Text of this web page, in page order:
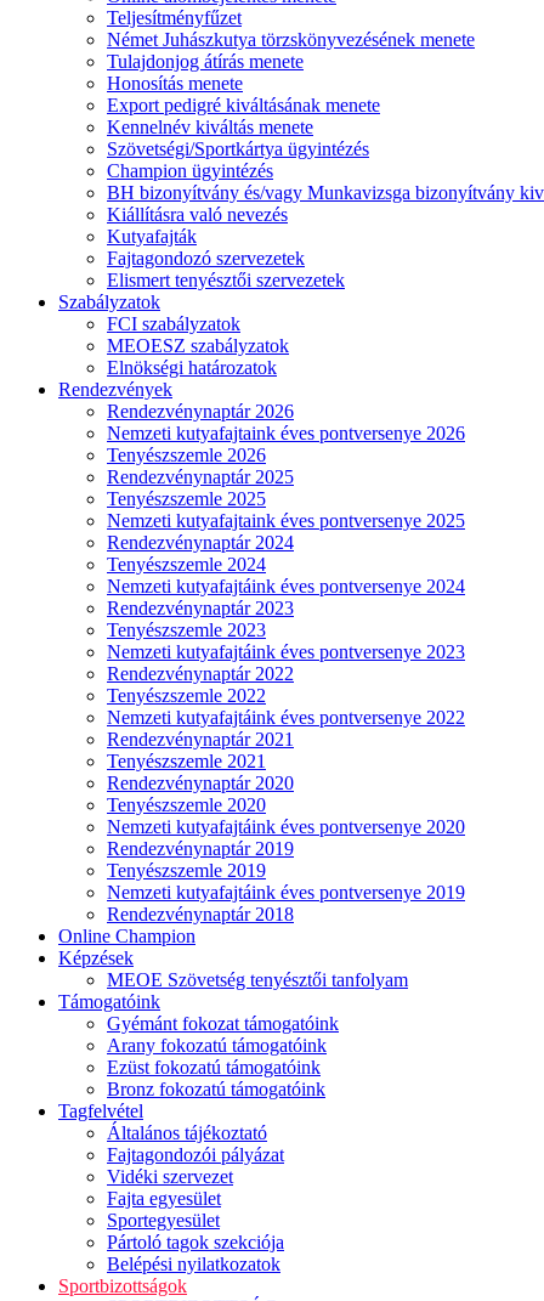
Teljesítményfűzet
Német Juhászkutya törzskönyvezésének menete
Tulajdonjog átírás menete
Honosítás menete
Export pedigré kiváltásának menete
Kennelnév kiváltás menete
Szövetségi/Sportkártya ügyintézés
Champion ügyintézés
BH bizonyítvány és/vagy Munkavizsga bizonyítvány
Kiállításra való nevezés
Kutyafajták
Fajtagondozó szervezetek
Elismert tenyésztői szervezetek
Szabályzatok
FCI szabályzatok
MEOESZ szabályzatok
Elnökségi határozatok
Rendezvények
Rendezvénynaptár 2026
Nemzeti kutyafajtaink éves pontversenye 2026
Tenyészszemle 2026
Rendezvénynaptár 2025
Tenyészszemle 2025
Nemzeti kutyafajtaink éves pontversenye 2025
Rendezvénynaptár 2024
Tenyészszemle 2024
Nemzeti kutyafajtáink éves pontversenye 2024
Rendezvénynaptár 2023
Tenyészszemle 2023
Nemzeti kutyafajtáink éves pontversenye 2023
Rendezvénynaptár 2022
Tenyészszemle 2022
Nemzeti kutyafajtáink éves pontversenye 2022
Rendezvénynaptár 2021
Tenyészszemle 2021
Rendezvénynaptár 2020
Tenyészszemle 2020
Nemzeti kutyafajtáink éves pontversenye 2020
Rendezvénynaptár 2019
Tenyészszemle 2019
Nemzeti kutyafajtáink éves pontversenye 2019
Rendezvénynaptár 2018
Online Champion
Képzések
MEOE Szövetség tenyésztői tanfolyam
Támogatóink
Gyémánt fokozat támogatóink
Arany fokozatú támogatóink
Ezüst fokozatú támogatóink
Bronz fokozatú támogatóink
Tagfelvétel
Általános tájékoztató
Fajtagondozói pályázat
Vidéki szervezet
Fajta egyesület
Sportegyesület
Pártoló tagok szekciója
Belépési nyilatkozatok
Sportbizottságok